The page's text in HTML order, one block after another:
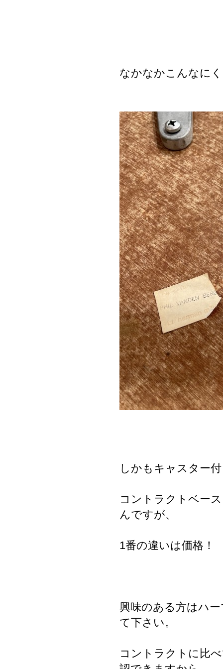
なかなかこんなに
しかもキャスター
コントラクトベー
んですが、
1番の違いは価格！
興味のある方はハ
て下さい。
コントラクトに比